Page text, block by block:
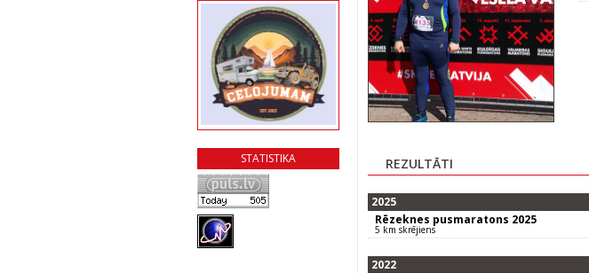
STATISTIKA REZULTĀTI
2025
Rēzeknes pusmaratons 2025
5 km skrējiens
2022